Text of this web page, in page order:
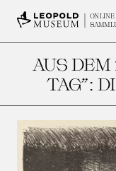
ONLINE
AUS
TAG”: